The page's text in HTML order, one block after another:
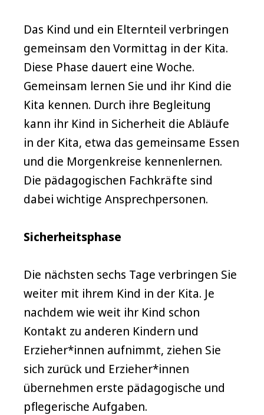
Das Kind und ein Elternteil verbringen
gemeinsam den Vormittag in der Kita.
Diese Phase dauert eine Woche.
Gemeinsam lernen Sie und ihr Kind die
Kita kennen. Durch ihre Begleitung
kann ihr Kind in Sicherheit die Abläufe
in der Kita, etwa das gemeinsame Essen
und die Morgenkreise kennenlernen.
Die pädagogischen Fachkräfte sind
dabei wichtige Ansprechpersonen.
Sicherheitsphase
Die nächsten sechs Tage verbringen Sie
weiter mit ihrem Kind in der Kita. Je
nachdem wie weit ihr Kind schon
Kontakt zu anderen Kindern und
Erzieher*innen aufnimmt, ziehen Sie
sich zurück und Erzieher*innen
übernehmen erste pädagogische und
pflegerische Aufgaben.